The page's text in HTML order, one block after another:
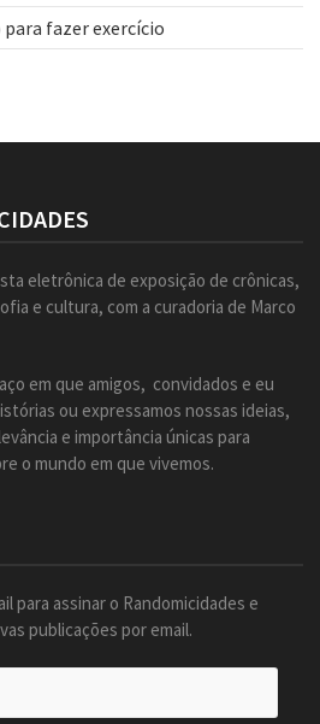
fazer exercício
eletrônica de exposição de crônicas,
e cultura, com a curadoria de Marco
em que amigos, convidados e eu
ou expressamos nossas ideias,
e importância únicas para
o mundo em que vivemos.
para assinar o Randomicidades e
publicações por email.